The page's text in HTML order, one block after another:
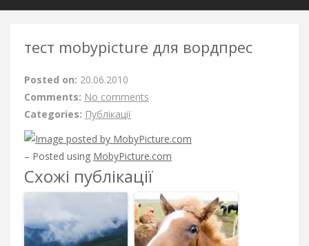
тест mobypicture для вордпрес
Posted on: 20.06.2010
Comments: No comments
Categories: Публікації
– Posted using MobyPicture.com
Схожі публікації